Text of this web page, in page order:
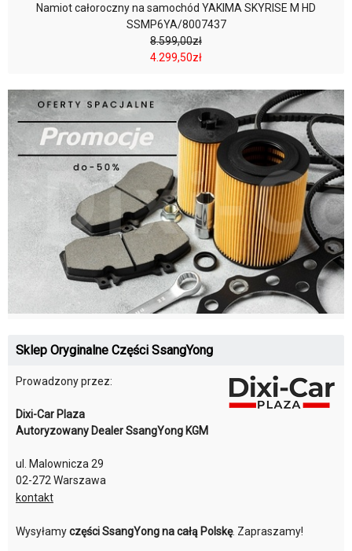
Namiot całoroczny na samochód YAKIMA SKYRISE M HD
SSMP6YA/8007437
8.599,00zł
4.299,50zł
Sklep Oryginalne Części SsangYong
Prowadzony przez:
Dixi-Car Plaza
Autoryzowany Dealer SsangYong KGM
ul. Malownicza 29
02-272 Warszawa
kontakt
Wysyłamyczęści SsangYong na całą Polskę. Zapraszamy!